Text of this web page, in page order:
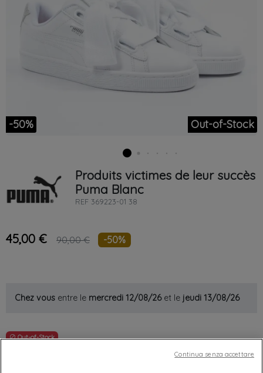
-50% Out-of-Stock
Produits victimes de leur succès
Puma Blanc
REF 369223-01 38
45,00 € 90,00 € -50%
Chez vous entre le mercredi 12/08/26et le jeudi 13/08/26
Out-of-Stock
favorite_border
Continua senza accettare